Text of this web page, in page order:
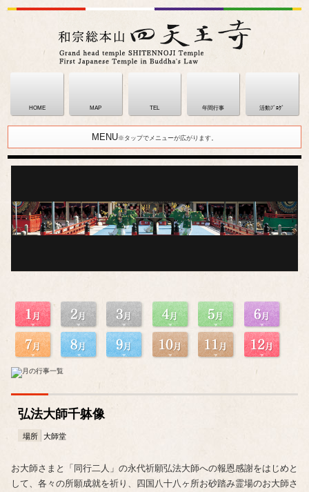
HOME MAP TEL 年間行事 活動ﾌﾞﾛｸﾞ
MENU※タップでメニューが広がります。
弘法大師千躰像
場所 大師堂
お大師さまと「同行二人」の永代祈願弘法大師への報恩感謝をはじめと
して、各々の所願成就を祈り、四国八十八ヶ所お砂踏み霊場のお大師さ